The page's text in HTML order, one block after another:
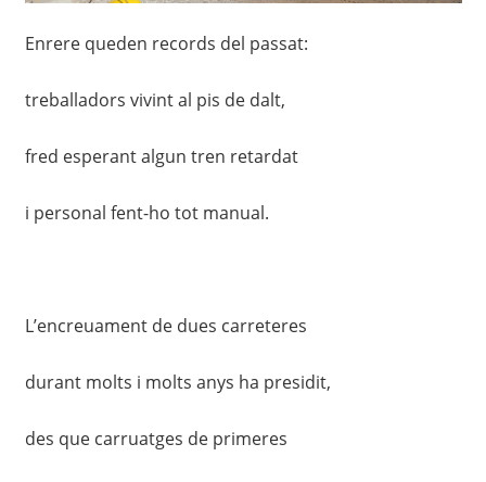
Enrere queden records del passat:
treballadors vivint al pis de dalt,
fred esperant algun tren retardat
i personal fent-ho tot manual.
L’encreuament de dues carreteres
durant molts i molts anys ha presidit,
des que carruatges de primeres